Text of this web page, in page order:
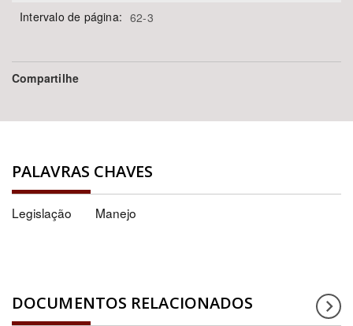
Intervalo de página: 62-3
Compartilhe
PALAVRAS CHAVES
Legislação Manejo
DOCUMENTOS RELACIONADOS